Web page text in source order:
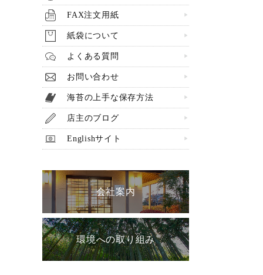
FAX注文用紙
紙袋について
よくある質問
お問い合わせ
海苔の上手な保存方法
店主のブログ
Englishサイト
会社案内
環境への取り組み